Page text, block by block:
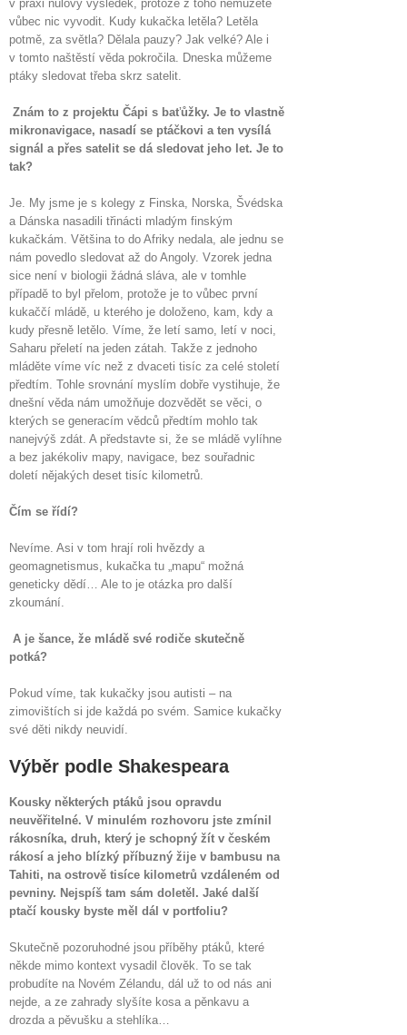
v praxi nulový výsledek, protože z toho nemůžete
vůbec nic vyvodit. Kudy kukačka letěla? Letěla
potmě, za světla? Dělala pauzy? Jak velké? Ale i
v tomto naštěstí věda pokročila. Dneska můžeme
ptáky sledovat třeba skrz satelit.
Znám to z projektu Čápi s baťůžky. Je to vlastně
mikronavigace, nasadí se ptáčkovi a ten vysílá
signál a přes satelit se dá sledovat jeho let. Je to
tak?
Je. My jsme je s kolegy z Finska, Norska, Švédska
a Dánska nasadili třinácti mladým finským
kukačkám. Většina to do Afriky nedala, ale jednu se
nám povedlo sledovat až do Angoly. Vzorek jedna
sice není v biologii žádná sláva, ale v tomhle
případě to byl přelom, protože je to vůbec první
kukaččí mládě, u kterého je doloženo, kam, kdy a
kudy přesně letělo. Víme, že letí samo, letí v noci,
Saharu přeletí na jeden zátah. Takže z jednoho
mláděte víme víc než z dvaceti tisíc za celé století
předtím. Tohle srovnání myslím dobře vystihuje, že
dnešní věda nám umožňuje dozvědět se věci, o
kterých se generacím vědců předtím mohlo tak
nanejvýš zdát. A představte si, že se mládě vylíhne
a bez jakékoliv mapy, navigace, bez souřadnic
doletí nějakých deset tisíc kilometrů.
Čím se řídí?
Nevíme. Asi v tom hrají roli hvězdy a
geomagnetismus, kukačka tu „mapu“ možná
geneticky dědí… Ale to je otázka pro další
zkoumání.
A je šance, že mládě své rodiče skutečně
potká?
Pokud víme, tak kukačky jsou autisti – na
zimovištích si jde každá po svém. Samice kukačky
své děti nikdy neuvidí.
Výběr podle Shakespeara
Kousky některých ptáků jsou opravdu
neuvěřitelné. V minulém rozhovoru jste zmínil
rákosníka, druh, který je schopný žít v českém
rákosí a jeho blízký příbuzný žije v bambusu na
Tahiti, na ostrově tisíce kilometrů vzdáleném od
pevniny. Nejspíš tam sám doletěl. Jaké další
ptačí kousky byste měl dál v portfoliu?
Skutečně pozoruhodné jsou příběhy ptáků, které
někde mimo kontext vysadil člověk. To se tak
probudíte na Novém Zélandu, dál už to od nás ani
nejde, a ze zahrady slyšíte kosa a pěnkavu a
drozda a pěvušku a stehlíka…